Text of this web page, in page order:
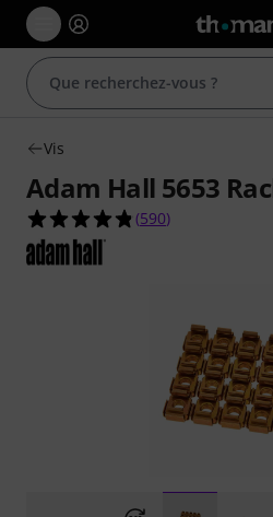
Vis
Adam Hall 5653
4.8 étoiles sur 5
(590)